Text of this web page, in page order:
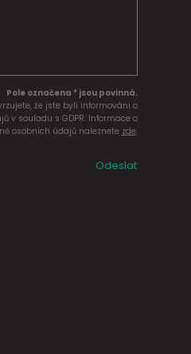
Pole označena * jsou povinná.
že jste byli informováni o
v souladu s GDPR. Informace o
osobních údajů naleznete zde.
Odeslat